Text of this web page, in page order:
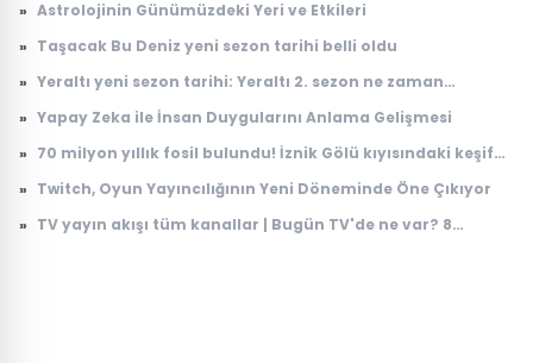
» Astrolojinin Günümüzdeki Yeri ve Etkileri
» Taşacak Bu Deniz yeni sezon tarihi belli oldu
» Yeraltı yeni sezon tarihi: Yeraltı 2. sezon ne zaman
» Yapay Zeka ile İnsan Duygularını Anlama Gelişmesi
» 70 milyon yıllık fosil bulundu! İznik Gölü kıyısındaki keşif
» Twitch, Oyun Yayıncılığının Yeni Döneminde Öne Çıkıyor
» TV yayın akışı tüm kanallar | Bugün TV'de ne var? 8